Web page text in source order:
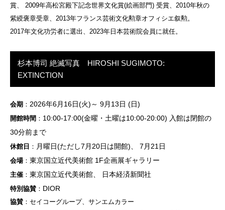
賞、 2009年高松宮殿下記念世界文化賞(絵画部門) 受賞、2010年秋の
紫綬褒章受章、2013年フランス芸術文化勲章オフィシエ叙勲。
2017年文化功労者に選出、2023年日本芸術院会員に就任。
杉本博司 絶滅写真 HIROSHI SUGIMOTO:
EXTINCTION
会期 ： 2026年6月16日(火)～ 9月13日 (日)
開館時間 ： 10:00-17:00(金曜・土曜は10:00-20:00) 入館は閉館の
30分前まで
休館日 ： 月曜日(ただし7月20日は開館)、 7月21日
会場： 東京国立近代美術館 1F企画展ギャラリー
主催 ： 東京国立近代美術館、 日本経済新聞社
特別協賛 ： DIOR
協賛 ：セイコーグループ、サンエムカラー